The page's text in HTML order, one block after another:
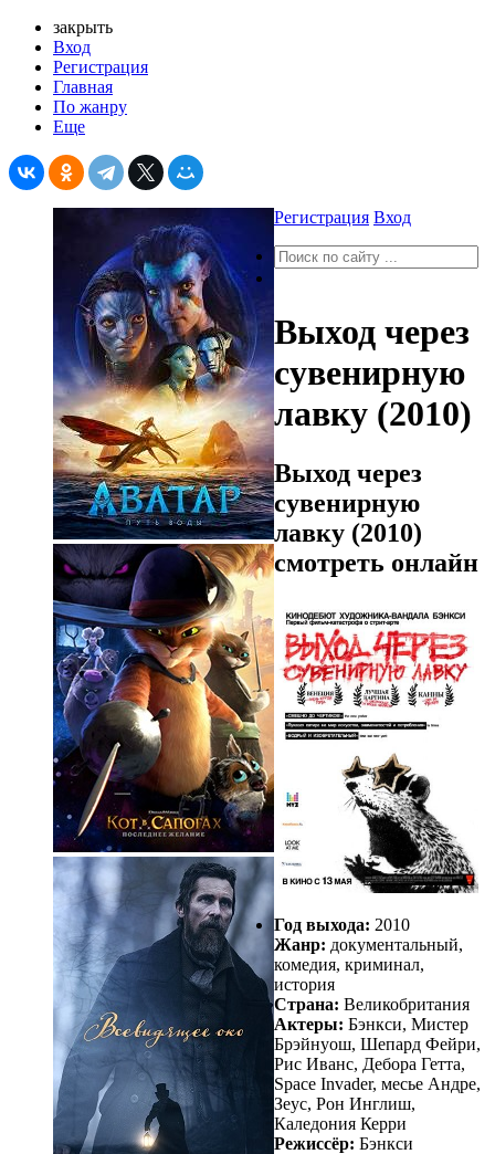
закрыть
Вход
Регистрация
Главная
По жанру
Еще
Регистрация Вход
Выход через
сувенирную
лавку (2010)
Выход через
сувенирную
лавку (2010)
смотреть онлайн
Год выхода: 2010
Жанр: документальный,
комедия, криминал,
история
Страна: Великобритания
Актеры: Бэнкси, Мистер
Брэйнуош, Шепард Фейри,
Рис Иванс, Дебора Гетта,
Space Invader, месье Андре,
Зеус, Рон Инглиш,
Каледония Керри
Режиссёр: Бэнкси